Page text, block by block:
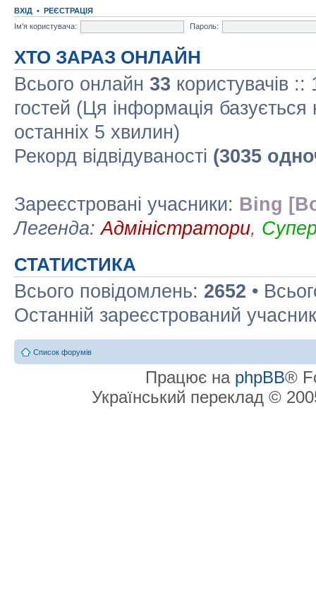
ВХІД • РЕЄСТРАЦІЯ
Ім'я користувача:
Пароль:
ХТО ЗАРАЗ ОНЛАЙН
Всього онлайн 33 користувачів
гостей (Ця інформація базується
останніх 5 хвилин)
Рекорд відвідуваності (3035
Зареєстровані учасники: Bing
Легенда:Адміністратори,
СТАТИСТИКА
Всього повідомлень: 2652 •
Останній зареєстрований
Список форумів
Працює на phpBB®
Український переклад ©